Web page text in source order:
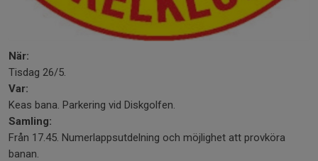
När:
Tisdag 26/5.
Var:
Keas bana. Parkering vid Diskgolfen.
Samling:
Från 17.45. Numerlappsutdelning och möjlighet att provköra
banan.